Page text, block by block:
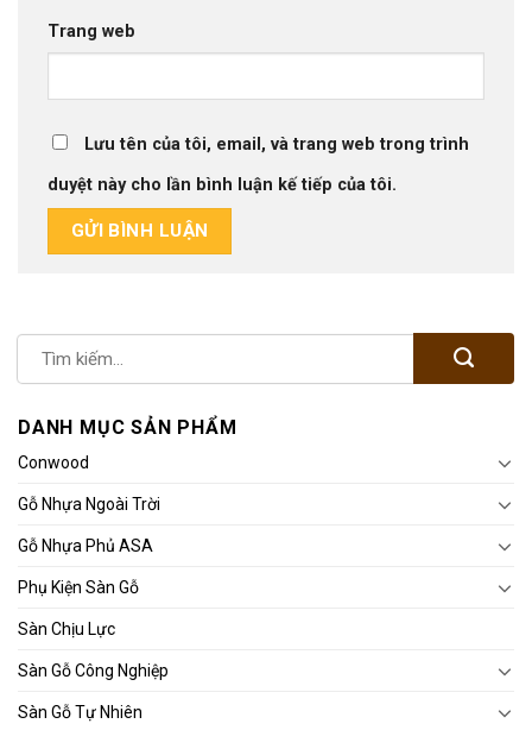
Trang web
Lưu tên của tôi, email, và trang web trong trình
duyệt này cho lần bình luận kế tiếp của tôi.
DANH MỤC SẢN PHẨM
Conwood
Gỗ Nhựa Ngoài Trời
Gỗ Nhựa Phủ ASA
Phụ Kiện Sàn Gỗ
Sàn Chịu Lực
Sàn Gỗ Công Nghiệp
Sàn Gỗ Tự Nhiên